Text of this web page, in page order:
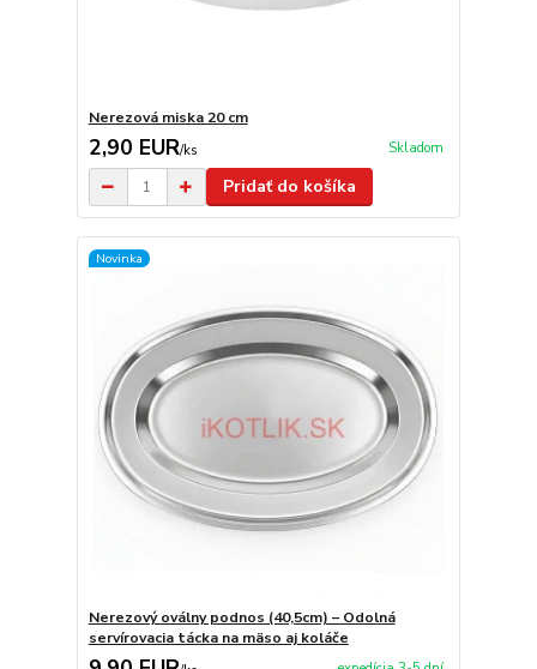
Nerezová miska 20 cm
2,90 EUR/ks Skladom
Pridať do košíka
Novinka
Nerezový oválny podnos (40,5cm) – Odolná
servírovacia tácka na mäso aj koláče